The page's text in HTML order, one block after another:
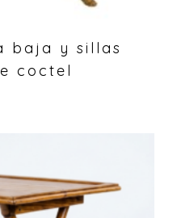
baja y sillas
coctel